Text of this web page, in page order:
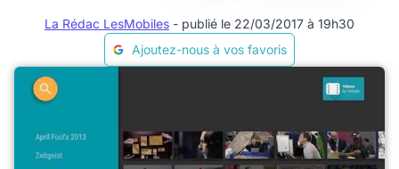
La Rédac LesMobiles - publié le 22/03/2017 à 19h30
Ajoutez-nous à vos favoris